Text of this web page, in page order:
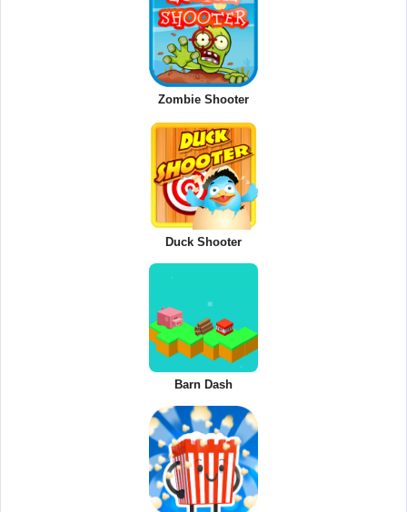
Zombie Shooter
Duck Shooter
Barn Dash